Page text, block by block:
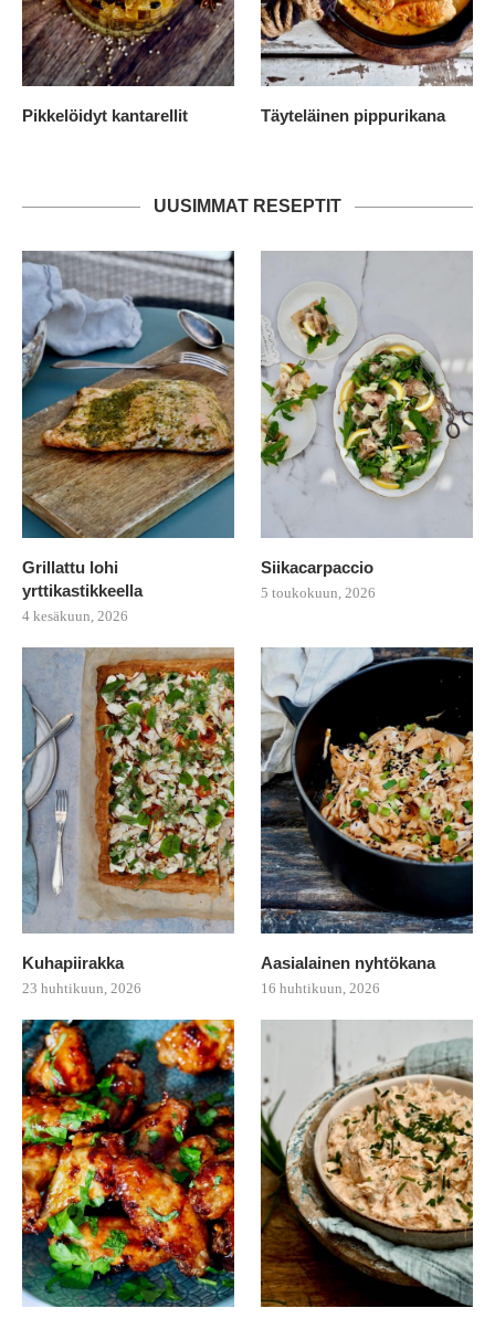
Pikkelöidyt kantarellit Täyteläinen pippurikana
UUSIMMAT RESEPTIT
Grillattu lohi
yrttikastikkeella
4 kesäkuun, 2026
Siikacarpaccio
5 toukokuun, 2026
Kuhapiirakka
23 huhtikuun, 2026
Aasialainen nyhtökana
16 huhtikuun, 2026